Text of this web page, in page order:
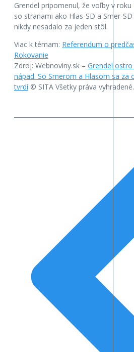
Grendel pripomenul, že voľby v
so stranami ako Hlas-SD a Smer-
nikdy nesadalo za jeden stôl.
Viac k témam: Referendum o
Rokovanie
Zdroj: Webnoviny.sk – Grendel
nápad. So Smerom a Hlasom sa za
tvrdí© SITA Všetky práva vyhradené.